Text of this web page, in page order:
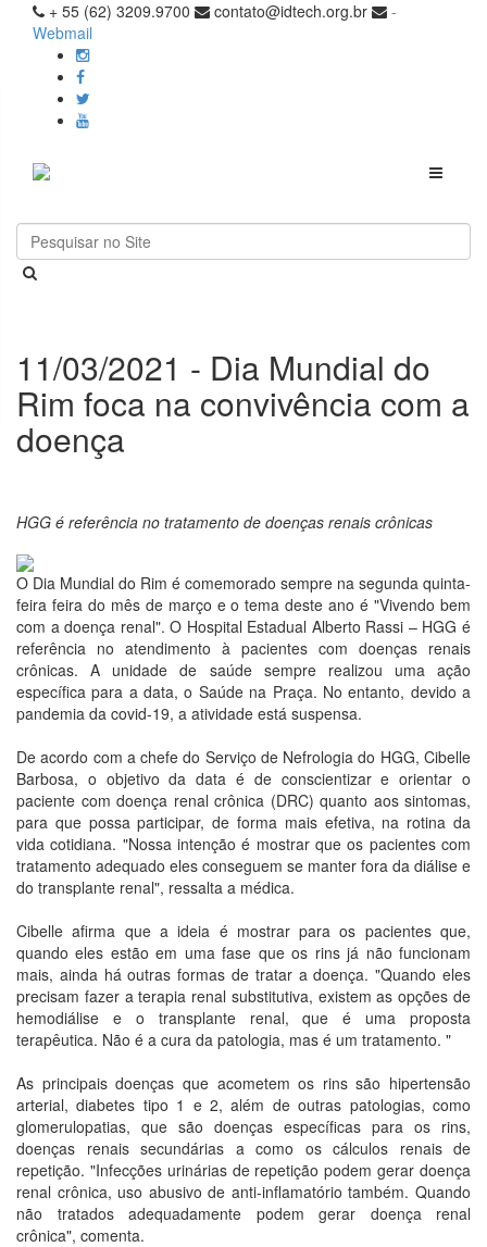
+ 55 (62) 3209.9700 contato@idtech.org.br
-
Webmail
Toggle
11/03/2021 - Dia Mundial do
Rim foca na convivência com a
doença
HGG é referência no tratamento de doenças renais crônicas
O Dia Mundial do Rim é comemorado sempre na segunda quinta-
feira feira do mês de março e o tema deste ano é "Vivendo bem
com a doença renal". O Hospital Estadual Alberto Rassi – HGG é
referência no atendimento à pacientes com doenças renais
crônicas. A unidade de saúde sempre realizou uma ação
específica para a data, o Saúde na Praça. No entanto, devido a
pandemia da covid-19, a atividade está suspensa.
De acordo com a chefe do Serviço de Nefrologia do HGG, Cibelle
Barbosa, o objetivo da data é de conscientizar e orientar o
paciente com doença renal crônica (DRC) quanto aos sintomas,
para que possa participar, de forma mais efetiva, na rotina da
vida cotidiana. "Nossa intenção é mostrar que os pacientes com
tratamento adequado eles conseguem se manter fora da diálise e
do transplante renal", ressalta a médica.
Cibelle afirma que a ideia é mostrar para os pacientes que,
quando eles estão em uma fase que os rins já não funcionam
mais, ainda há outras formas de tratar a doença. "Quando eles
precisam fazer a terapia renal substitutiva, existem as opções de
hemodiálise e o transplante renal, que é uma proposta
terapêutica. Não é a cura da patologia, mas é um tratamento. "
As principais doenças que acometem os rins são hipertensão
arterial, diabetes tipo 1 e 2, além de outras patologias, como
glomerulopatias, que são doenças específicas para os rins,
doenças renais secundárias a como os cálculos renais de
repetição. "Infecções urinárias de repetição podem gerar doença
renal crônica, uso abusivo de anti-inflamatório também. Quando
não tratados adequadamente podem gerar doença renal
crônica", comenta.